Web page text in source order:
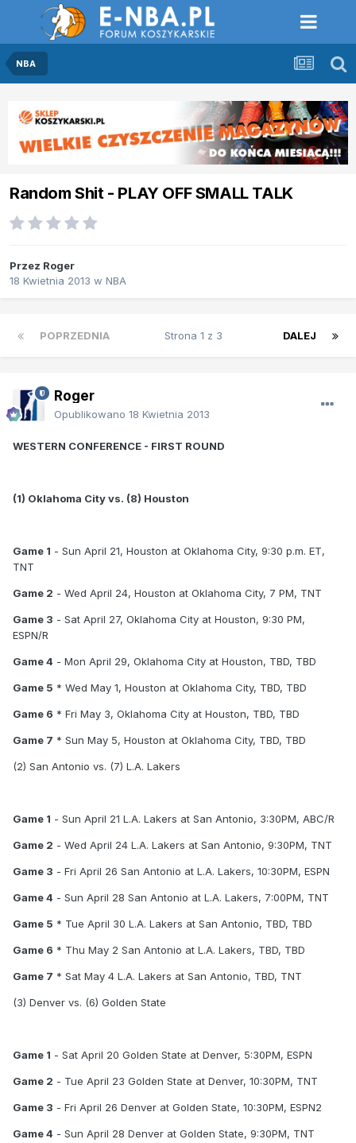
NBA
Random Shit - PLAY OFF SMALL TALK
Przez Roger
18 Kwietnia 2013 w NBA
POPRZEDNIA DALEJ
Strona 1 z 3
Roger
Opublikowano 18 Kwietnia 2013
WESTERN CONFERENCE - FIRST ROUND
(1) Oklahoma City vs. (8) Houston
Game 1 - Sun April 21, Houston at Oklahoma City, 9:30 p.m. ET,
TNT
Game 2 - Wed April 24, Houston at Oklahoma City, 7 PM, TNT
Game 3 - Sat April 27, Oklahoma City at Houston, 9:30 PM,
ESPN/R
Game 4 - Mon April 29, Oklahoma City at Houston, TBD, TBD
Game 5 * Wed May 1, Houston at Oklahoma City, TBD, TBD
Game 6 * Fri May 3, Oklahoma City at Houston, TBD, TBD
Game 7 * Sun May 5, Houston at Oklahoma City, TBD, TBD
(2) San Antonio vs. (7) L.A. Lakers
Game 1 - Sun April 21 L.A. Lakers at San Antonio, 3:30PM, ABC/R
Game 2 - Wed April 24 L.A. Lakers at San Antonio, 9:30PM, TNT
Game 3 - Fri April 26 San Antonio at L.A. Lakers, 10:30PM, ESPN
Game 4 - Sun April 28 San Antonio at L.A. Lakers, 7:00PM, TNT
Game 5 * Tue April 30 L.A. Lakers at San Antonio, TBD, TBD
Game 6 * Thu May 2 San Antonio at L.A. Lakers, TBD, TBD
Game 7 * Sat May 4 L.A. Lakers at San Antonio, TBD, TNT
(3) Denver vs. (6) Golden State
Game 1 - Sat April 20 Golden State at Denver, 5:30PM, ESPN
Game 2 - Tue April 23 Golden State at Denver, 10:30PM, TNT
Game 3 - Fri April 26 Denver at Golden State, 10:30PM, ESPN2
Game 4 - Sun April 28 Denver at Golden State, 9:30PM, TNT